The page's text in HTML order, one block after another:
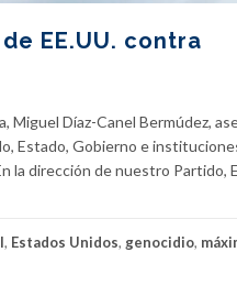
EE.UU. contra
Miguel Díaz-Canel Bermúdez,
Estado, Gobierno e
la dirección de nuestro Partido,
, Estados Unidos, genocidio,